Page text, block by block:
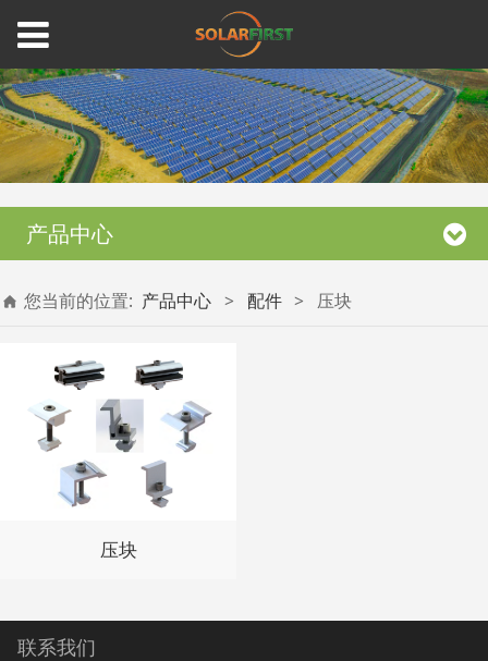
产品中心
您当前的位置: 产品中心 > 配件 > 压块
压块
联系我们